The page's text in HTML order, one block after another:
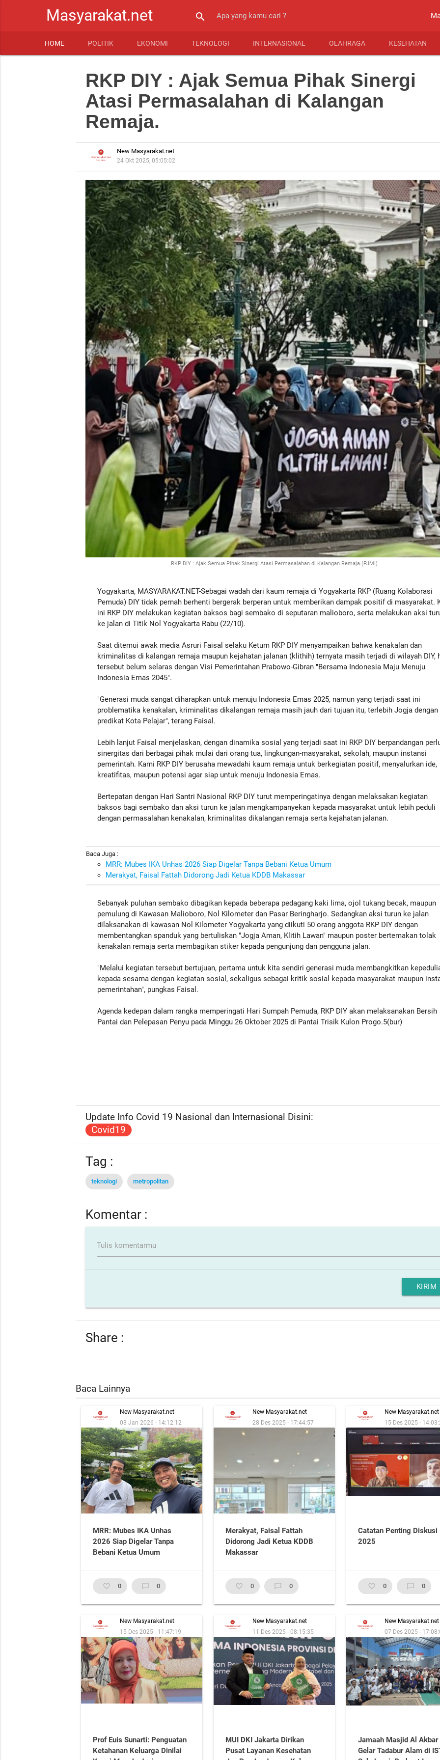
Masyarakat.net search
HOME POLITIK EKONOMI TEKNOLOGI INTERNASIONAL OLAHRAGA KESEHATAN
RKP DIY : Ajak Semua Pihak Sinergi
Atasi Permasalahan di Kalangan
Remaja.
New Masyarakat.net
24 Okt 2025, 05:05:02
RKP DIY : Ajak Semua Pihak Sinergi Atasi Permasalahan di Kalangan Remaja.(PJMI)
Yogyakarta, MASYARAKAT.NET-Sebagai wadah dari kaum remaja di Yogyakarta RKP (Ruang Kolaborasi
Pemuda) DIY tidak pernah berhenti bergerak berperan untuk memberikan dampak positif di masyarakat.
ini RKP DIY melakukan kegiatan baksos bagi sembako di seputaran malioboro, serta melakukan aksi
ke jalan di Titik Nol Yogyakarta Rabu (22/10).
Saat ditemui awak media Asruri Faisal selaku Ketum RKP DIY menyampaikan bahwa kenakalan dan
kriminalitas di kalangan remaja maupun kejahatan jalanan (klithih) ternyata masih terjadi di wilayah DIY,
tersebut belum selaras dengan Visi Pemerintahan Prabowo-Gibran "Bersama Indonesia Maju Menuju
Indonesia Emas 2045".
"Generasi muda sangat diharapkan untuk menuju Indonesia Emas 2025, namun yang terjadi saat ini
problematika kenakalan, kriminalitas dikalangan remaja masih jauh dari tujuan itu, terlebih Jogja dengan
predikat Kota Pelajar", terang Faisal.
Lebih lanjut Faisal menjelaskan, dengan dinamika sosial yang terjadi saat ini RKP DIY berpandangan
sinergitas dari berbagai pihak mulai dari orang tua, lingkungan-masyarakat, sekolah, maupun instansi
pemerintah. Kami RKP DIY berusaha mewadahi kaum remaja untuk berkegiatan positif, menyalurkan ide,
kreatifitas, maupun potensi agar siap untuk menuju Indonesia Emas.
Bertepatan dengan Hari Santri Nasional RKP DIY turut memperingatinya dengan melaksakan kegiatan
baksos bagi sembako dan aksi turun ke jalan mengkampanyekan kepada masyarakat untuk lebih peduli
dengan permasalahan kenakalan, kriminalitas dikalangan remaja serta kejahatan jalanan.
Baca Juga :
MRR: Mubes IKA Unhas 2026 Siap Digelar Tanpa Bebani Ketua Umum
Merakyat, Faisal Fattah Didorong Jadi Ketua KDDB Makassar
Sebanyak puluhan sembako dibagikan kepada beberapa pedagang kaki lima, ojol tukang becak, maupun
pemulung di Kawasan Malioboro, Nol Kilometer dan Pasar Beringharjo. Sedangkan aksi turun ke jalan
dilaksanakan di kawasan Nol Kilometer Yogyakarta yang diikuti 50 orang anggota RKP DIY dengan
membentangkan spanduk yang bertuliskan "Jogja Aman, Klitih Lawan" maupun poster bertemakan tolak
kenakalan remaja serta membagikan stiker kepada pengunjung dan pengguna jalan.
"Melalui kegiatan tersebut bertujuan, pertama untuk kita sendiri generasi muda membangkitkan
kepada sesama dengan kegiatan sosial, sekaligus sebagai kritik sosial kepada masyarakat maupun
pemerintahan", pungkas Faisal.
Agenda kedepan dalam rangka memperingati Hari Sumpah Pemuda, RKP DIY akan melaksanakan Bersih
Pantai dan Pelepasan Penyu pada Minggu 26 Oktober 2025 di Pantai Trisik Kulon Progo.5(bur)
Update Info Covid 19 Nasional dan Internasional Disini:
Covid19
Tag :
teknologi metropolitan
Komentar :
Tulis komentarmu
KIRIM
Share :
Baca Lainnya
New Masyarakat.net
03 Jan 2026 - 14:12:12
MRR: Mubes IKA Unhas
2026 Siap Digelar Tanpa
Bebani Ketua Umum
favorite_border 0 chat_bubble_outline 0
New Masyarakat.net
28 Des 2025 - 17:44:57
Merakyat, Faisal Fattah
Didorong Jadi Ketua KDDB
Makassar
favorite_border 0 chat_bubble_outline 0
New Masyarakat.net
15 Des 2025 -
Catatan Penting Diskusi
2025
favorite_border 0 chat_bubble_outline 0
New Masyarakat.net
15 Des 2025 - 11:47:19
Prof Euis Sunarti: Penguatan
Ketahanan Keluarga Dinilai
New Masyarakat.net
11 Des 2025 - 08:15:35
MUI DKI Jakarta Dirikan
Pusat Layanan Kesehatan
New Masyarakat.net
07 Des 2025 -
Jamaah Masjid Al Akbar
Gelar Tadabur Alam di